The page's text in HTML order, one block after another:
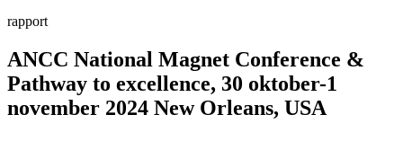
rapport
ANCC National Magnet Conference &
Pathway to excellence, 30 oktober-1
november 2024 New Orleans, USA